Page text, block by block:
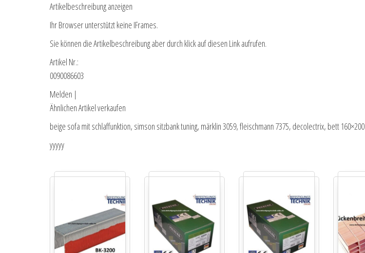
Artikelbeschreibung anzeigen
Ihr Browser unterstützt keine IFrames.
Sie können die Artikelbeschreibung aber durch klick auf diesen Link aufrufen.
Artikel Nr.:
0090086603
Melden |
Ähnlichen Artikel verkaufen
beige sofa mit schlaffunktion, simson sitzbank tuning, märklin 3059, fleischmann 7375, decolectrix, bett 160×200
yyyyy